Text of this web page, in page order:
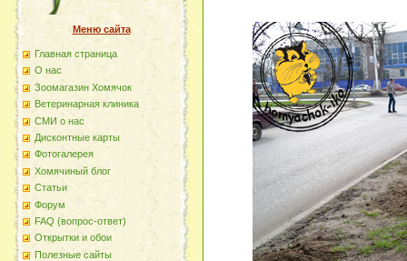
Меню сайта
Главная страница
О наc
Зоомагазин Хомячок
Ветеринарная клиника
СМИ о нас
Дисконтные карты
Фотогалерея
Хомячиный блог
Статьи
Форум
FAQ (вопрос-ответ)
Открытки и обои
Полезные сайты